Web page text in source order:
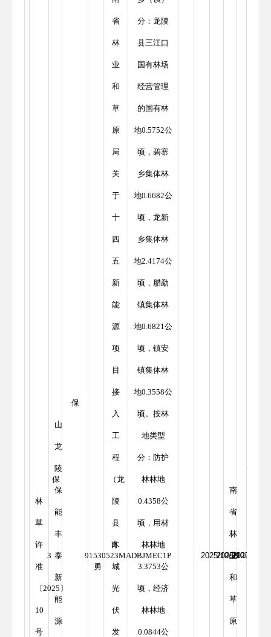
3
保
林
草
许
准
〔2025〕
10
号
保
山
龙
陵
保
能
丰
泰
新
能
源
91530523MADBJMEC1P
肖
勇
省
林
业
和
草
原
局
关
于
十
四
五
新
能
源
项
目
接
入
工
程
（龙
陵
县
木
城
光
伏
发
分：龙陵
县三江口
国有林场
经营管理
的国有林
地0.5752公
顷，碧寨
乡集体林
地0.6682公
顷，龙新
乡集体林
地2.4174公
顷，腊勐
镇集体林
地0.6821公
顷，镇安
镇集体林
地0.3558公
顷。按林
地类型
分：防护
林林地
0.4358公
顷，用材
林林地
3.3753公
顷，经济
林林地
0.0844公
2025/10/29
2025/10/29
2027/10/29
云
南
省
林
业
和
草
原